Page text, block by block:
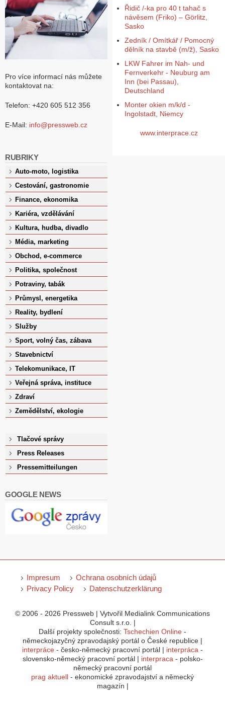
Pro více informací nás můžete
kontaktovat na:
Telefon: +420 605 512 356
E-Mail: info@pressweb.cz
RUBRIKY
Auto-moto, logistika
Cestování, gastronomie
Finance, ekonomika
Kariéra, vzdělávání
Kultura, hudba, divadlo
Média, marketing
Obchod, e-commerce
Politika, společnost
Potraviny, tabák
Průmysl, energetika
Reality, bydlení
Služby
Sport, volný čas, zábava
Stavebnictví
Telekomunikace, IT
Veřejná správa, instituce
Zdraví
Zemědělství, ekologie
Tlačové správy
Press Releases
Pressemitteilungen
GOOGLE NEWS
Řidič /-ka pro 40 t tahač s
návěsem (Friko) – Görlitz,
Sasko
Zedník / Omítkář / Pomocný
dělník na stavbě (m/ž), Sasko
LKW Fahrer im Nah- und
Fernverkehr - Neuburg am
Inn (bei Passau),
Deutschland
Monter okien m/k/d -
Ingolstadt, Niemcy
www.interprace.cz
Impresum
Ochrana osobních údajů
Privacy Policy
Datenschutzerklärung
© 2006 - 2026 Pressweb | Vytvořil Medialink Communications
Consult s.r.o. |
Další projekty společnosti: Tschechien Online -
německojazyčný zpravodajský portál o České republice |
interpráce - česko-německý pracovní portál | interpráca -
slovensko-německý pracovní portál | interpraca - polsko-
německý pracovní portál
prag aktuell - ekonomické zpravodajství a německý
magazín |